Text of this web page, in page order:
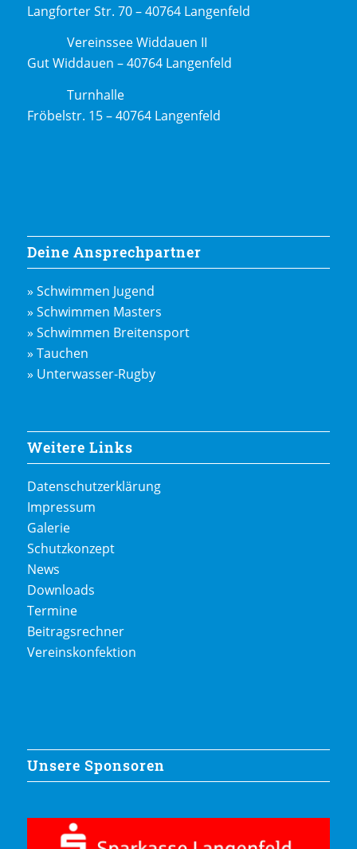
Langforter Str. 70 – 40764 Langenfeld
Vereinssee Widdauen II
Gut Widdauen – 40764 Langenfeld
Turnhalle
Fröbelstr. 15 – 40764 Langenfeld
Deine Ansprechpartner
» Schwimmen Jugend
» Schwimmen Masters
» Schwimmen Breitensport
» Tauchen
» Unterwasser-Rugby
Weitere Links
Datenschutzerklärung
Impressum
Galerie
Schutzkonzept
News
Downloads
Termine
Beitragsrechner
Vereinskonfektion
Unsere Sponsoren